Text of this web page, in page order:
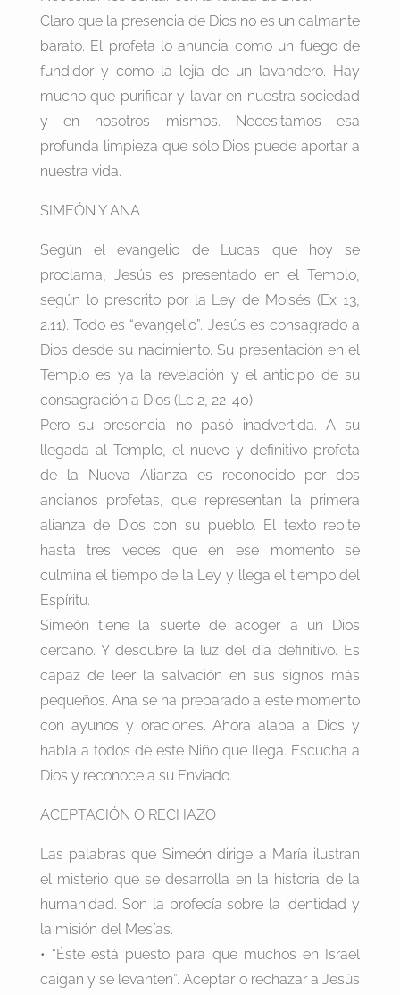
Claro que la presencia de Dios no es un calmante
barato. El profeta lo anuncia como un fuego de
fundidor y como la lejía de un lavandero. Hay
mucho que purificar y lavar en nuestra sociedad
y en nosotros mismos. Necesitamos esa
profunda limpieza que sólo Dios puede aportar a
nuestra vida.
SIMEÓN Y ANA
Según el evangelio de Lucas que hoy se
proclama, Jesús es presentado en el Templo,
según lo prescrito por la Ley de Moisés (Ex 13,
2.11). Todo es “evangelio”. Jesús es consagrado a
Dios desde su nacimiento. Su presentación en el
Templo es ya la revelación y el anticipo de su
consagración a Dios (Lc 2, 22-40).
Pero su presencia no pasó inadvertida. A su
llegada al Templo, el nuevo y definitivo profeta
de la Nueva Alianza es reconocido por dos
ancianos profetas, que representan la primera
alianza de Dios con su pueblo. El texto repite
hasta tres veces que en ese momento se
culmina el tiempo de la Ley y llega el tiempo del
Espíritu.
Simeón tiene la suerte de acoger a un Dios
cercano. Y descubre la luz del día definitivo. Es
capaz de leer la salvación en sus signos más
pequeños. Ana se ha preparado a este momento
con ayunos y oraciones. Ahora alaba a Dios y
habla a todos de este Niño que llega. Escucha a
Dios y reconoce a su Enviado.
ACEPTACIÓN O RECHAZO
Las palabras que Simeón dirige a María ilustran
el misterio que se desarrolla en la historia de la
humanidad. Son la profecía sobre la identidad y
la misión del Mesías.
• “Éste está puesto para que muchos en Israel
caigan y se levanten”. Aceptar o rechazar a Jesús